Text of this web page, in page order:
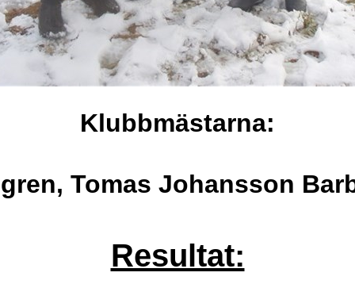
Klubbmästarna:
Tomas Johansson
Resultat: